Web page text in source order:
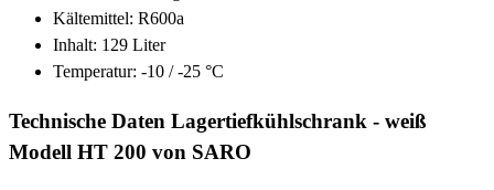
Kältemittel: R600a
Inhalt: 129 Liter
Temperatur: -10 / -25 °C
Technische Daten Lagertiefkühlschrank - weiß
Modell HT 200 von SARO